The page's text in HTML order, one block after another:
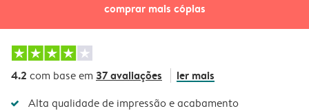
comprar mais cópias
4.2 com base em 37 avaliações ler mais
Alta qualidade de impressão e acabamento